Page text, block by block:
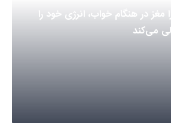
مغز در هنگام خواب، انرژی خود را
می‌کند